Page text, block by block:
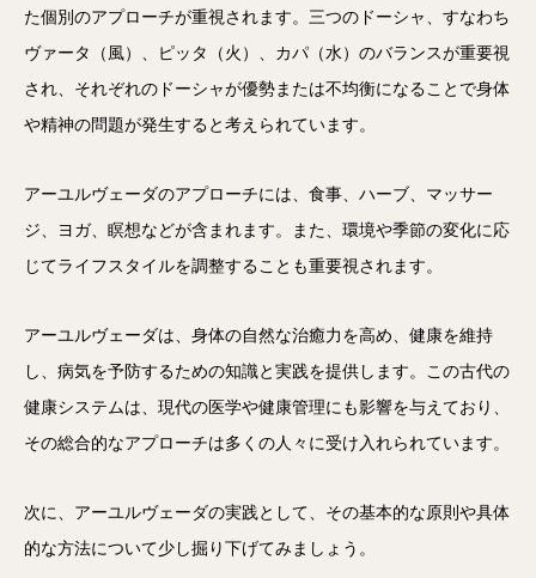
た個別のアプローチが重視されます。三つのドーシャ、すなわち
ヴァータ（風）、ピッタ（火）、カパ（水）のバランスが重要視
され、それぞれのドーシャが優勢または不均衡になることで身体
や精神の問題が発生すると考えられています。
アーユルヴェーダのアプローチには、食事、ハーブ、マッサー
ジ、ヨガ、瞑想などが含まれます。また、環境や季節の変化に応
じてライフスタイルを調整することも重要視されます。
アーユルヴェーダは、身体の自然な治癒力を高め、健康を維持
し、病気を予防するための知識と実践を提供します。この古代の
健康システムは、現代の医学や健康管理にも影響を与えており、
その総合的なアプローチは多くの人々に受け入れられています。
次に、アーユルヴェーダの実践として、その基本的な原則や具体
的な方法について少し掘り下げてみましょう。